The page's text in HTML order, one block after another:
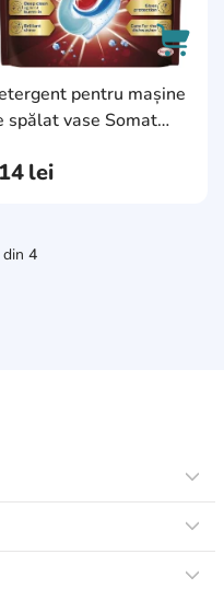
pentru mașine
spălat vase Somat
lei
din 4